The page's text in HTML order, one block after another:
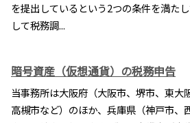
を提出しているという2つの条件を満たし
して税務調...
暗号資産（仮想通貨）の税務申告
当事務所は大阪府（大阪市、堺市、東大
高槻市など）のほか、兵庫県（神戸市、